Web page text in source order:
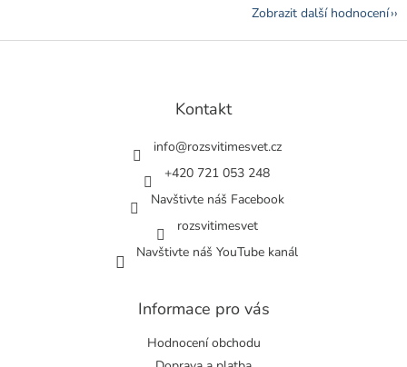
Zobrazit další hodnocení
Z
Kontakt
info@rozsvitimesvet.cz
+420 721 053 248
Navštivte náš Facebook
rozsvitimesvet
Navštivte náš YouTube kanál
Informace pro vás
Hodnocení obchodu